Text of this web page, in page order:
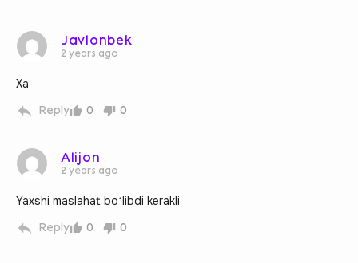
Javlonbek
2 years ago
Xa
0 0
Reply
Alijon
2 years ago
Yaxshi maslahat boʻlibdi kerakli
0 0
Reply